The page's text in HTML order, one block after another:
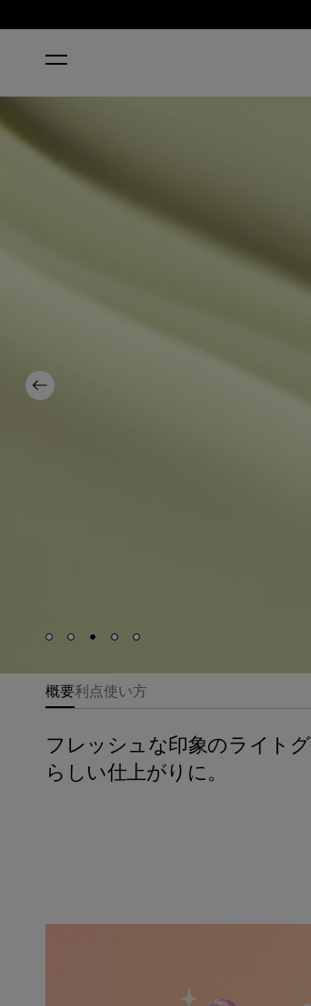
Previous
Skip to slide
Skip to slide
Skip to slide
Skip to slide
Skip to slide
概要利点使い方
フレッシュな印象のライト
らしい仕上がりに。